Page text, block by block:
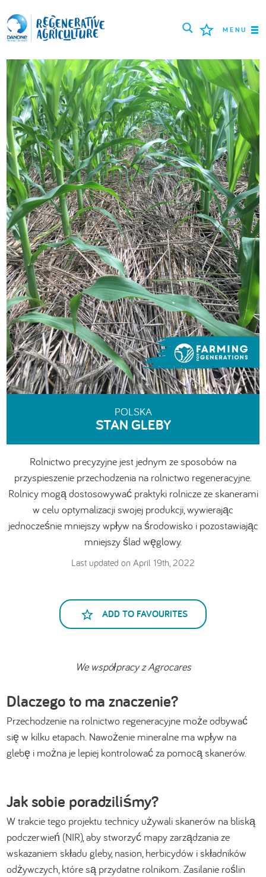
MENU
ROLNICY
NAJLEPSZE PRAKTYKI
NARZĘDZIA
LOGIN
РУССКИЙ ROMÂNĂ PORTUGUÊS
POLSKI NEDERLANDS FRANÇAIS
ESPAÑOL ENGLISH DEUTSCH
العربية
POLSKA
STAN GLEBY
Rolnictwo precyzyjne jest jednym ze sposobów na
przyspieszenie przechodzenia na rolnictwo regeneracyjne.
Rolnicy mogą dostosowywać praktyki rolnicze ze skanerami
w celu optymalizacji swojej produkcji, wywierając
jednocześnie mniejszy wpływ na środowisko i pozostawiając
mniejszy ślad węglowy.
Last updated on April 19th, 2022
ADD TO FAVOURITES
We współpracy z Agrocares
Dlaczego to ma znaczenie?
Przechodzenie na rolnictwo regeneracyjne może odbywać
się w kilku etapach. Nawożenie mineralne ma wpływ na
glebę i można je lepiej kontrolować za pomocą skanerów.
Jak sobie poradziliśmy?
W trakcie tego projektu technicy używali skanerów na bliską
podczerwień (NIR), aby stworzyć mapy zarządzania ze
wskazaniem składu gleby, nasion, herbicydów i składników
odżywczych, które są przydatne rolnikom. Zasilanie roślin